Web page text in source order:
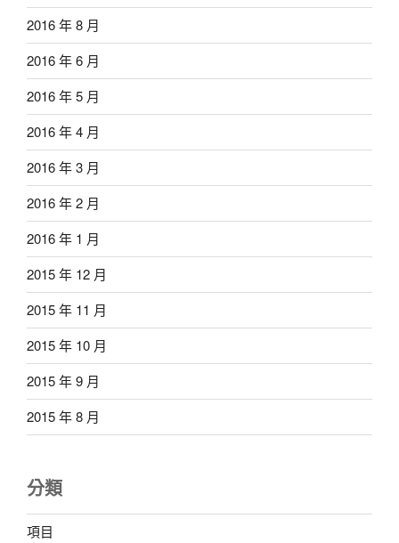
2016 年 8 月
2016 年 6 月
2016 年 5 月
2016 年 4 月
2016 年 3 月
2016 年 2 月
2016 年 1 月
2015 年 12 月
2015 年 11 月
2015 年 10 月
2015 年 9 月
2015 年 8 月
分類
項目